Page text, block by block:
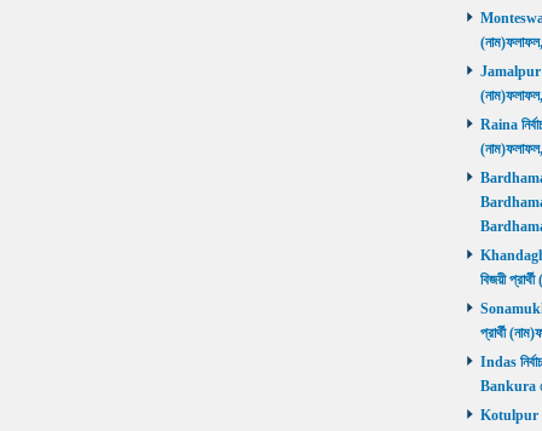
Monteswar
Jamalpur
Raina
বিজয়ী
Sonamukhi
প্রার্থী
Indas
Bankura
Kotulpur